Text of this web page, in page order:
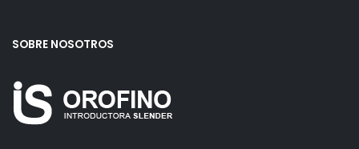
SOBRE NOSOTROS